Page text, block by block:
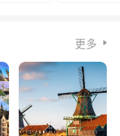
更多